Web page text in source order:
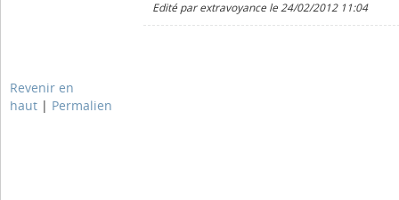
Edité par extravoyance le 24/02/2012 11:04
Revenir en
haut | Permalien